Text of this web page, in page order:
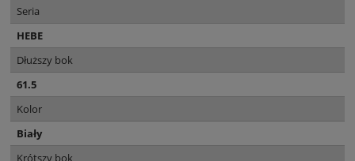
Seria
HEBE
Dłuższy bok
61.5
Kolor
Biały
Krótszy bok